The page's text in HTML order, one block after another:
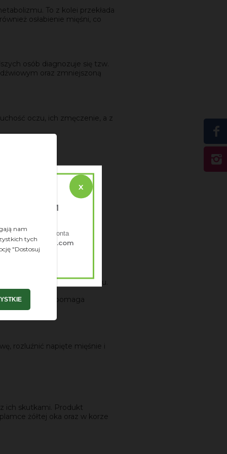
To z kolei przekłada
osłabienie mięśni, co
osób diagnozuje się tzw.
oraz zmniejszoną
oczu, ich zmęczenie, a z
aplikacjach. To pierwszy
zdrowego posiłku.
1, który wspomaga
rozluźnić napięte mięśnie i
ich skutkami. Produkt
żółtej oka oraz w korze
x
ze swojego konta
myherbalife.com
nam
tych
"Dostosuj